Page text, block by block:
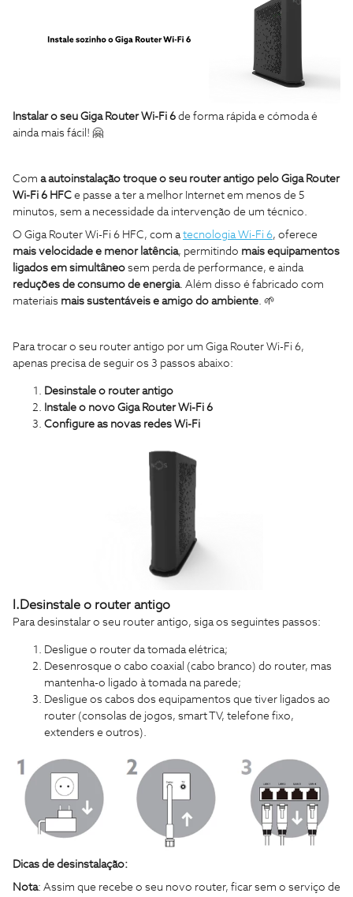
Instalar o seu Giga Router Wi-Fi 6 de forma rápida e cómoda é
ainda mais fácil! 🤗
Com a autoinstalação troque o seu router antigo pelo Giga Router
Wi-Fi 6 HFC e passe a ter a melhor Internet em menos de 5
minutos, sem a necessidade da intervenção de um técnico.
O Giga Router Wi-Fi 6 HFC, com a tecnologia Wi-Fi 6, oferece
mais velocidade e menor latência, permitindo mais equipamentos
ligados em simultâneo sem perda de performance, e ainda
reduções de consumo de energia. Além disso é fabricado com
materiais mais sustentáveis e amigo do ambiente . 🌱
Para trocar o seu router antigo por um Giga Router Wi-Fi 6,
apenas precisa de seguir os 3 passos abaixo:
Desinstale o router antigo
Instale o novo Giga Router Wi-Fi 6
Configure as novas redes Wi-Fi
I.Desinstale o router antigo
Para desinstalar o seu router antigo, siga os seguintes passos:
Desligue o router da tomada elétrica;
Desenrosque o cabo coaxial (cabo branco) do router, mas
mantenha-o ligado à tomada na parede;
Desligue os cabos dos equipamentos que tiver ligados ao
router (consolas de jogos, smart TV, telefone fixo,
extenders e outros).
Dicas de desinstalação:
Nota: Assim que recebe o seu novo router, ficar sem o serviço de